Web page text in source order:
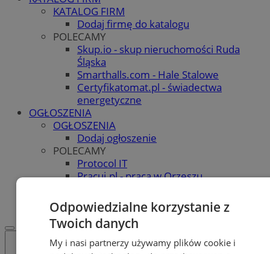
KATALOG FIRM
Dodaj firmę do katalogu
POLECAMY
Skup.io - skup nieruchomości Ruda
Śląska
Smarthalls.com - Hale Stalowe
Certyfikatomat.pl - świadectwa
energetyczne
OGŁOSZENIA
OGŁOSZENIA
Dodaj ogłoszenie
POLECAMY
Protocol IT
Pracuj.pl - praca w Orzeszu
WSPÓŁPRACA
Odpowiedzialne korzystanie z
Twoich danych
My i nasi partnerzy używamy plików cookie i